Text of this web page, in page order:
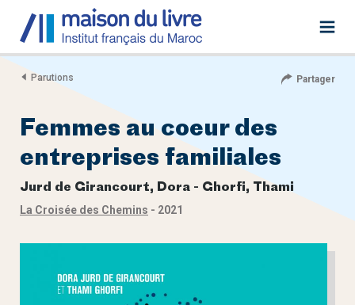
Parutions Partager
Femmes au coeur des
entreprises familiales
Jurd de Girancourt, Dora
Ghorfi, Thami
La Croisée des Chemins - 2021